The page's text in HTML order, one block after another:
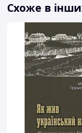
Схоже в